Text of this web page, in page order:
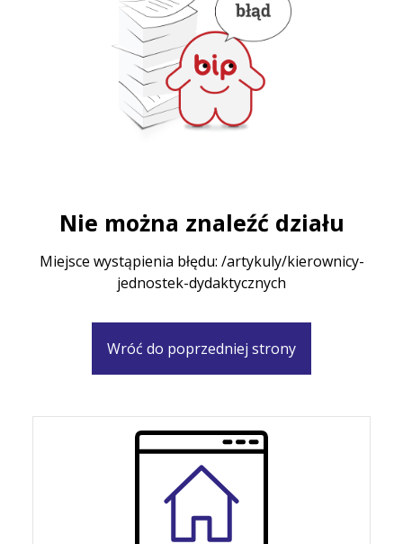
Nie można znaleźć działu
Miejsce wystąpienia błędu: /artykuly/kierownicy-
jednostek-dydaktycznych
Wróć do poprzedniej strony